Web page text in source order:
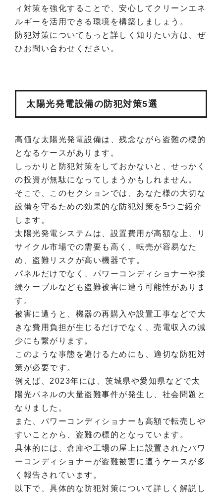
ィ対策を強化することで、安心してクリーンエネ
ルギーを活用できる環境を構築しましょう。
防犯対策についてもっと詳しく知りたい方は、ぜ
ひお問い合わせください。
太陽光発電設備の防犯対策5選
高価な太陽光発電設備は、残念ながら盗難の標的
となるケースがあります。
しっかりと防犯対策をしておかないと、せっかく
の投資が無駄になってしまうかもしれません。
そこで、このセクションでは、あなた様の大切な
設備を守るための効果的な防犯対策を5つご紹介
します。
太陽光発電システムは、設置費用が高額な上、リ
サイクル市場での需要も高く、転売が容易なた
め、盗難リスクが高い機器です。
パネルだけでなく、パワーコンディショナーや接
続ケーブルなども盗難被害に遭う可能性がありま
す。
被害に遭うと、機器の再購入や設置工事などで大
きな費用負担が生じるだけでなく、売電収入の減
少にも繋がります。
このような事態を避けるためにも、適切な防犯対
策が必要です。
例えば、2023年には、茨城県や愛知県などで太
陽光パネルの大量盗難事件が発生し、社会問題と
なりました。
また、パワーコンディショナーも高額で転売しや
すいことから、盗難の標的となっています。
具体的には、倉庫や工場の屋上に設置されたパワ
ーコンディショナーが盗難被害に遭うケースが多
く報告されています。
以下で、具体的な防犯対策について詳しく解説し